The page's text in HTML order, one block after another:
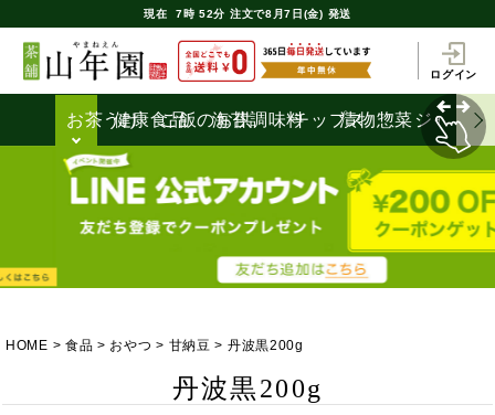
現在 7時 52分 注文で8月7日(金) 発送
ログイン
お茶うけ健康食品ご飯のお供
海苔調味料チップス
漬物惣菜 ジャム
HOME 食品 おやつ 甘納豆 丹波黒200g
丹波黒200g